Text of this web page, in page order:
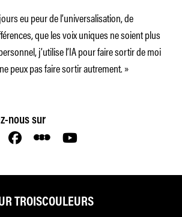
eu peur de l’universalisation, de
que les voix uniques ne soient plus
j’utilise l’IA pour faire sortir de moi
peux pas faire sortir autrement. »
nous sur
TROISCOULEURS